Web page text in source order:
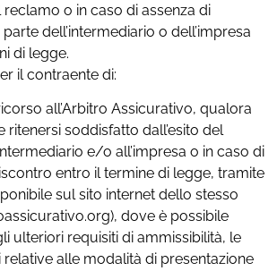
reclamo o in caso di assenza di
dell’intermediario o dell’impresa
di legge.
il contraente di:
all’Arbitro Assicurativo, qualora
ritenersi soddisfatto dall’esito del
e/o all’impresa o in caso di
entro il termine di legge, tramite
sul sito internet dello stesso
dove è possibile
ulteriori requisiti di ammissibilità, le
relative alle modalità di presentazione